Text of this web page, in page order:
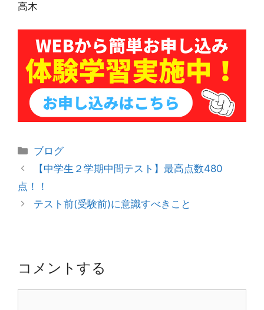
高木
カ
テ
リ
ー
ブログ
投
稿
ョ
【中学生２学期中間テスト】最高点数480
点！！
テスト前(受験前)に意識すべきこと
コメントする